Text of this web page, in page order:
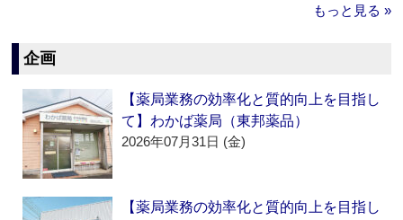
もっと見る »
企画
【薬局業務の効率化と質的向上を目指し
て】わかば薬局（東邦薬品）
2026年07月31日 (金)
【薬局業務の効率化と質的向上を目指し